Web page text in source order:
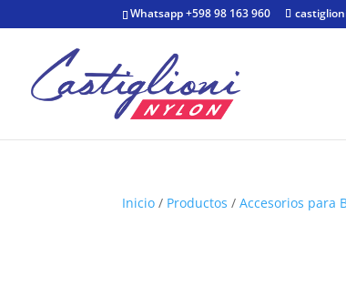
Whatsapp +598 98 163 960
Inicio / Productos /Accesorios para